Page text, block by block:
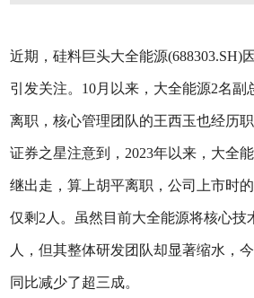
近期，硅料巨头大全能源(688303.SH)
引发关注。10月以来，大全能源2名副
离职，核心管理团队的王西玉也经历职
证券之星注意到，2023年以来，大全
继出走，算上胡平离职，公司上市时
仅剩2人。虽然目前大全能源将核心技
人，但其整体研发团队却显著缩水，
同比减少了超三成。